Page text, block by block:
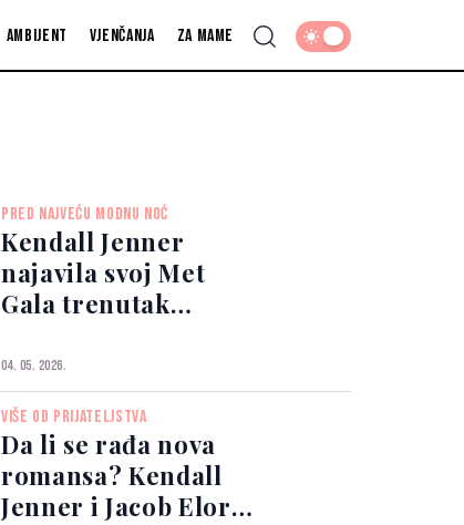
Ambijent Vjenčanja Za mame
PRED NAJVEĆU MODNU NOĆ
Kendall Jenner
najavila svoj Met
Gala trenutak
haljinom
04. 05. 2026.
VIŠE OD PRIJATELJSTVA
Da li se rađa nova
romansa? Kendall
Jenner i Jacob Elordi